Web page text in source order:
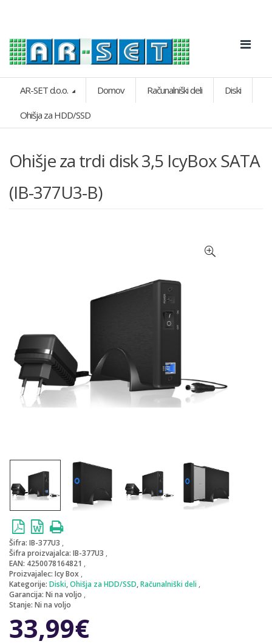
AR-SET d.o.o. Domov Računalniški deli Diski
Ohišja za HDD/SSD
Ohišje za trdi disk 3,5 IcyBox SATA
(IB-377U3-B)
Šifra: IB-377U3
Šifra proizvajalca: IB-377U3
EAN: 4250078164821
Proizvajalec: Icy Box
Kategorije: Diski,Ohišja za HDD/SSD,Računalniški deli
Garancija: Ni na voljo
Stanje: Ni na voljo
33,99€